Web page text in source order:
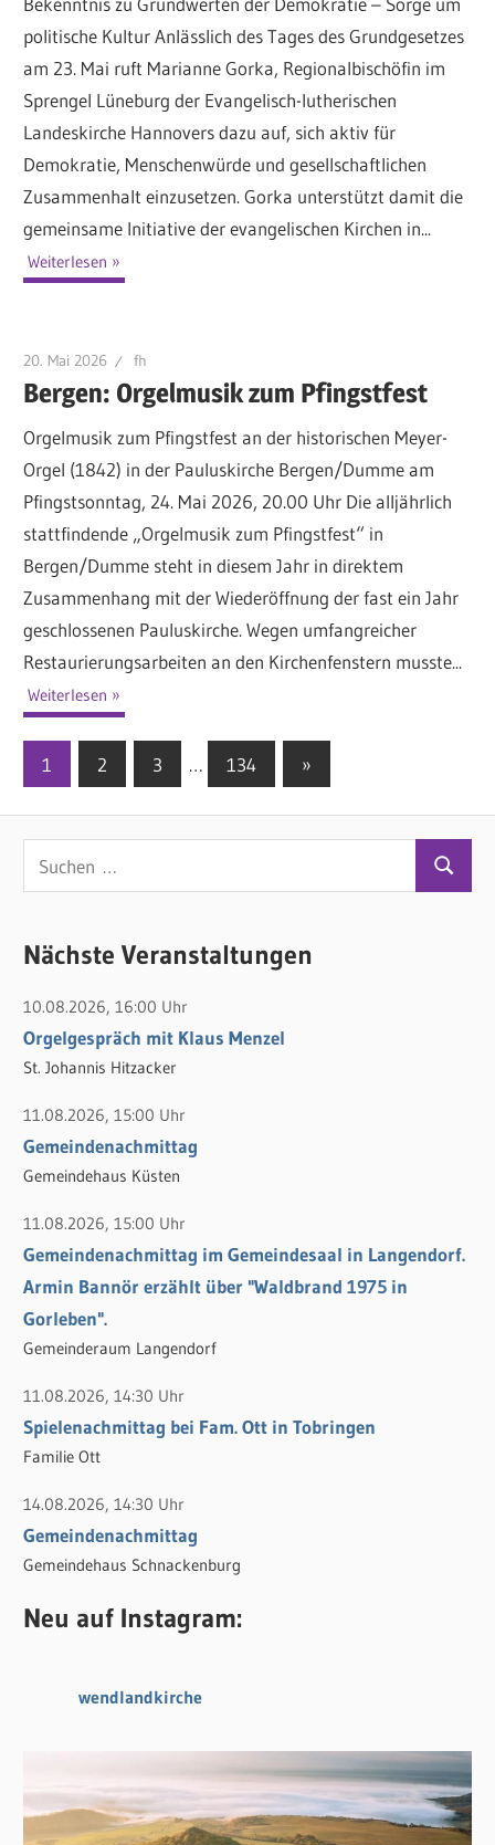
politische Kultur Anlässlich des Tages des Grundgesetzes
am 23. Mai ruft Marianne Gorka, Regionalbischöfin im
Sprengel Lüneburg der Evangelisch-lutherischen
Landeskirche Hannovers dazu auf, sich aktiv für
Demokratie, Menschenwürde und gesellschaftlichen
Zusammenhalt einzusetzen. Gorka unterstützt damit die
gemeinsame Initiative der evangelischen Kirchen in...
Weiterlesen
20. Mai 2026 fh
Bergen: Orgelmusik zum Pfingstfest
Orgelmusik zum Pfingstfest an der historischen Meyer-
Orgel (1842) in der Pauluskirche Bergen/Dumme am
Pfingstsonntag, 24. Mai 2026, 20.00 Uhr Die alljährlich
stattfindende „Orgelmusik zum Pfingstfest“ in
Bergen/Dumme steht in diesem Jahr in direktem
Zusammenhang mit der Wiederöffnung der fast ein Jahr
geschlossenen Pauluskirche. Wegen umfangreicher
Restaurierungsarbeiten an den Kirchenfenstern musste...
Weiterlesen
Seitennummerierung
der
Beiträge
1 2 3 … 134
Nächste
»
u
h
n
n
a
c
h
:
Nächste Veranstaltungen
10.08.2026, 16:00 Uhr
Orgelgespräch mit Klaus Menzel
St. Johannis Hitzacker
11.08.2026, 15:00 Uhr
Gemeindenachmittag
Gemeindehaus Küsten
11.08.2026, 15:00 Uhr
Gemeindenachmittag im Gemeindesaal in Langendorf.
Armin Bannör erzählt über "Waldbrand 1975 in
Gorleben".
Gemeinderaum Langendorf
11.08.2026, 14:30 Uhr
Spielenachmittag bei Fam. Ott in Tobringen
Familie Ott
14.08.2026, 14:30 Uhr
Gemeindenachmittag
Gemeindehaus Schnackenburg
Neu auf Instagram:
wendlandkirche